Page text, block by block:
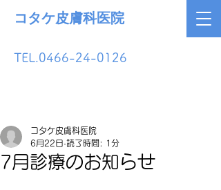
コタケ皮膚科医院
TEL.0466-24-0126
7月診療のお知らせ
コタケ皮膚科医院
6月22日 読了時間: 1分